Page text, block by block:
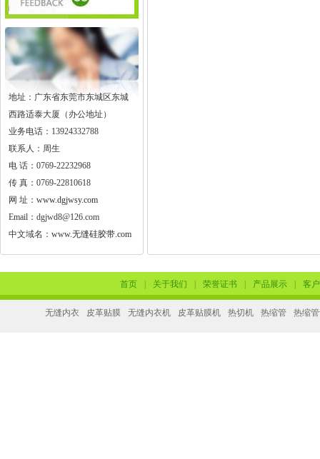
地址：广东省东莞市东城区东城
西路适泰大厦（办公地址）
业务电话：13924332788
联系人：周生
电 话：0769-22232968
传 真：0769-22810618
网 址： www.dgjwsy.com
Email：dgjwd8@126.com
中文域名： www.无缝硅胶带.com
首页 关于我们 荣誉证书 产品展示 客
无缝内衣 皮革贴膜 无缝内衣机 皮革贴膜机 热切机 热缩管 热缩